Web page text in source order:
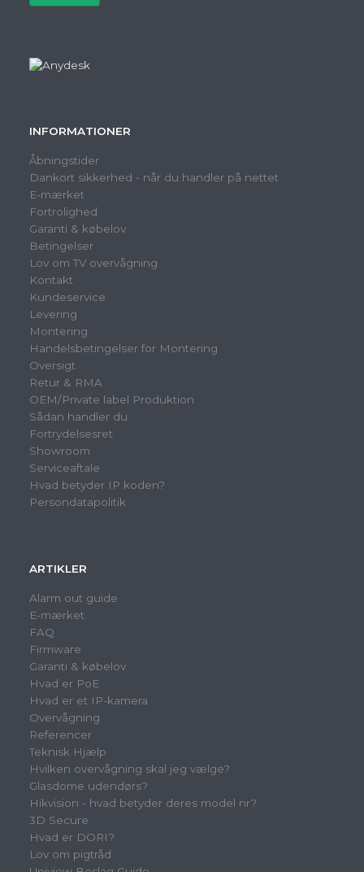
INFORMATIONER
Åbningstider
Dankort sikkerhed - når du handler på nettet
E-mærket
Fortrolighed
Garanti & købelov
Betingelser
Lov om TV overvågning
Kontakt
Kundeservice
Levering
Montering
Handelsbetingelser for Montering
Oversigt
Retur & RMA
OEM/Private label Produktion
Sådan handler du
Fortrydelsesret
Showroom
Serviceaftale
Hvad betyder IP koden?
Persondatapolitik
ARTIKLER
Alarm out guide
E-mærket
FAQ
Firmware
Garanti & købelov
Hvad er PoE
Hvad er et IP-kamera
Overvågning
Referencer
Teknisk Hjælp
Hvilken overvågning skal jeg vælge?
Glasdome udendørs?
Hikvision - hvad betyder deres model nr?
3D Secure
Hvad er DORI?
Lov om pigtråd